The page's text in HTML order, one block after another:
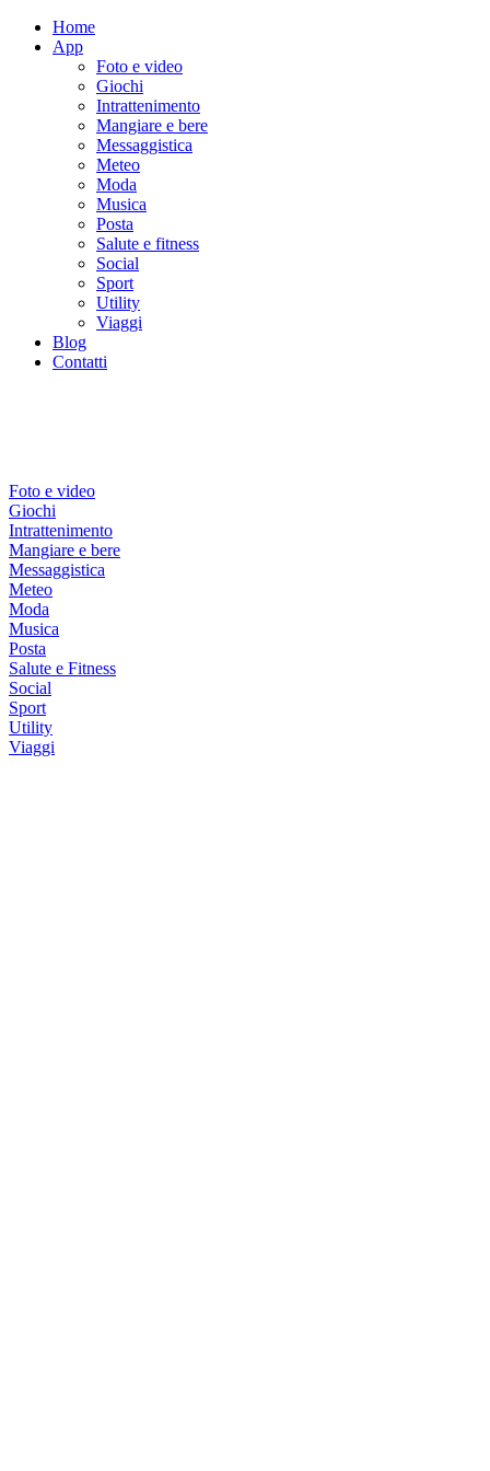
Home
App
Foto e video
Giochi
Intrattenimento
Mangiare e bere
Messaggistica
Meteo
Moda
Musica
Posta
Salute e fitness
Social
Sport
Utility
Viaggi
Blog
Contatti
Foto e video
Giochi
Intrattenimento
Mangiare e bere
Messaggistica
Meteo
Moda
Musica
Posta
Salute e Fitness
Social
Sport
Utility
Viaggi